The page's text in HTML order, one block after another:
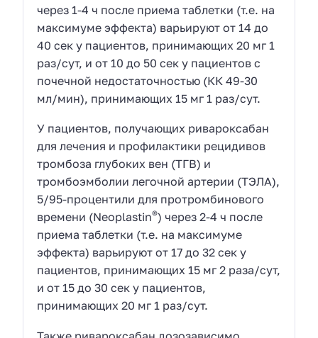
через 1-4 ч после приема таблетки (т.е. на
максимуме эффекта) варьируют от 14 до
40 сек у пациентов, принимающих 20 мг 1
раз/сут, и от 10 до 50 сек у пациентов с
почечной недостаточностью (КК 49-30
мл/мин), принимающих 15 мг 1 раз/сут.
У пациентов, получающих ривароксабан
для лечения и профилактики рецидивов
тромбоза глубоких вен (ТГВ) и
тромбоэмболии легочной артерии (ТЭЛА),
5/95-процентили для протромбинового
времени (Neoplastin®) через 2-4 ч после
приема таблетки (т.е. на максимуме
эффекта) варьируют от 17 до 32 сек у
пациентов, принимающих 15 мг 2 раза/сут,
и от 15 до 30 сек у пациентов,
принимающих 20 мг 1 раз/сут.